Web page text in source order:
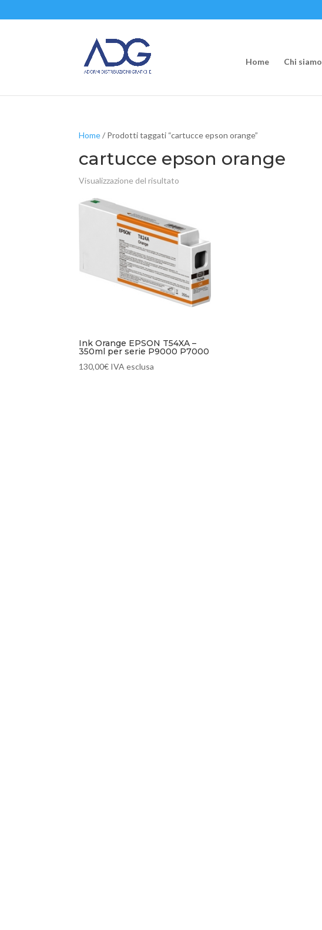
Home Chi siamo
Home/ Prodotti taggati “cartucce epson orange”
cartucce epson orange
Visualizzazione del risultato
Ink Orange EPSON T54XA –
350ml per serie P9000 P7000
130,00€ IVA esclusa